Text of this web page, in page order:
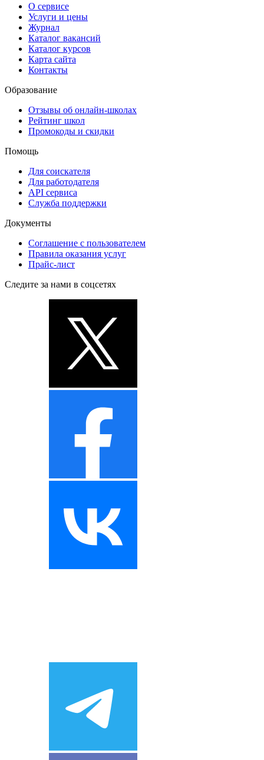
О сервисе
Услуги и цены
Журнал
Каталог вакансий
Каталог курсов
Карта сайта
Контакты
Образование
Отзывы об онлайн-школах
Рейтинг школ
Промокоды и скидки
Помощь
Для соискателя
Для работодателя
API сервиса
Служба поддержки
Документы
Соглашение с пользователем
Правила оказания услуг
Прайс-лист
Следите за нами в соцсетях